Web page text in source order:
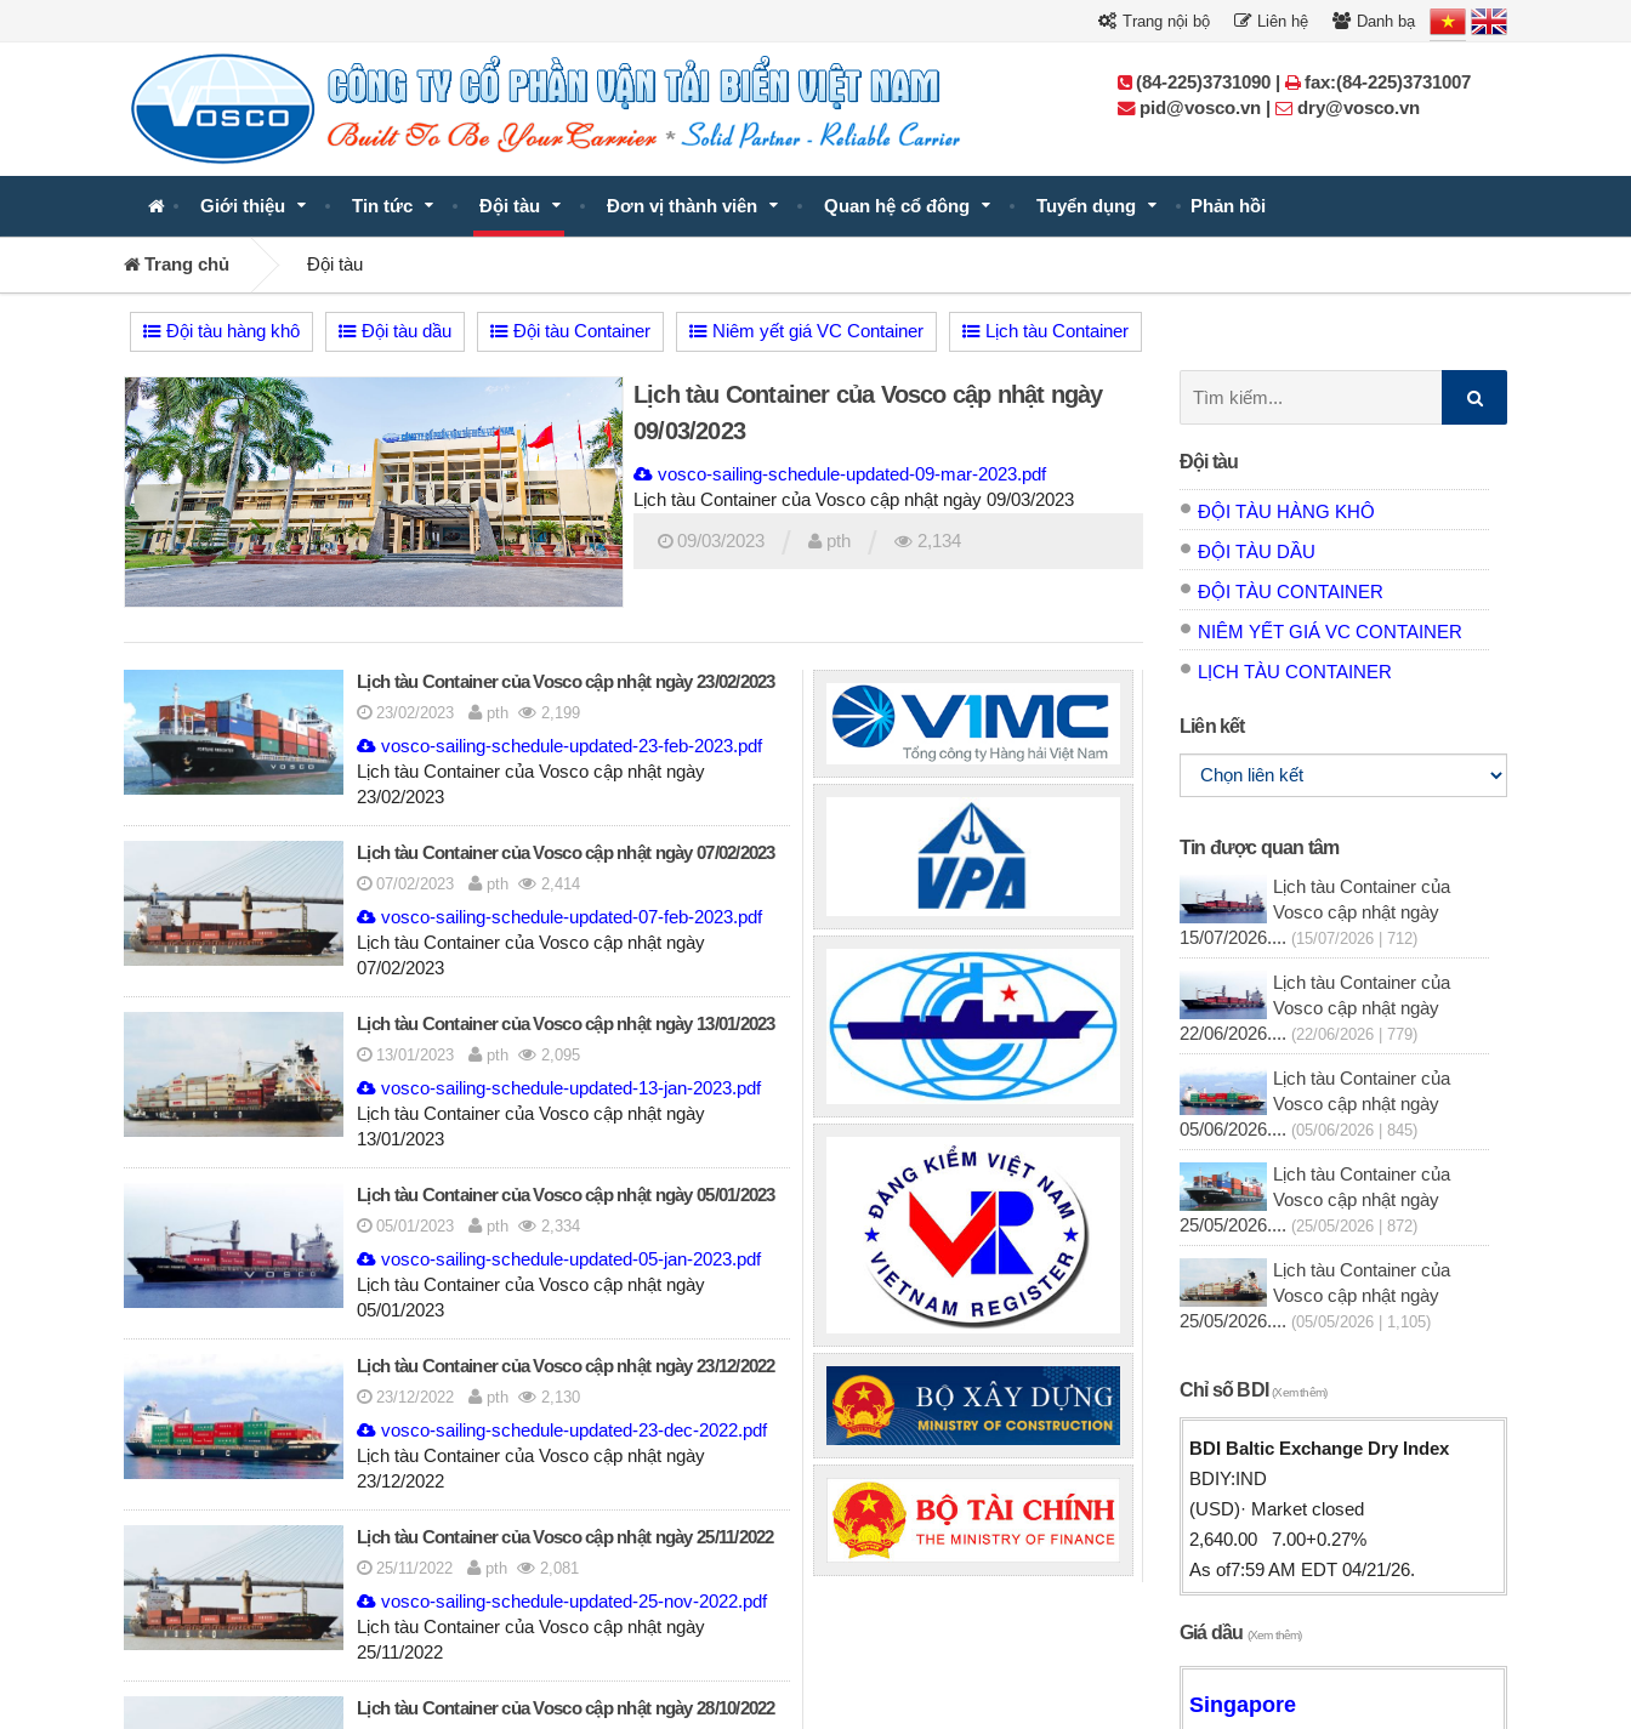
Trang nội bộ Liên hệ Danh bạ
Giới thiệu Tin tức Đội tàu Đơn vị thành viên Quan hệ cổ đông Tuyển dụng Phản hồi
(84-225)3731090 |
fax:(84-225)3731007
pid@vosco.vn |
dry@vosco.vn
Trang chủ Đội tàu
Đội tàu hàng khô Đội tàu dầu Đội tàu Container Niêm yết giá VC Container Lịch tàu Container
Lịch tàu Container của Vosco cập nhật ngày
09/03/2023
vosco-sailing-schedule-updated-09-mar-2023.pdf
Lịch tàu Container của Vosco cập nhật ngày 09/03/2023
09/03/2023 pth 2,134
Lịch tàu Container của Vosco cập nhật ngày 23/02/2023
23/02/2023 pth 2,199
vosco-sailing-schedule-updated-23-feb-2023.pdf
Lịch tàu Container của Vosco cập nhật ngày
23/02/2023
Lịch tàu Container của Vosco cập nhật ngày 07/02/2023
07/02/2023 pth 2,414
vosco-sailing-schedule-updated-07-feb-2023.pdf
Lịch tàu Container của Vosco cập nhật ngày
07/02/2023
Lịch tàu Container của Vosco cập nhật ngày 13/01/2023
13/01/2023 pth 2,095
vosco-sailing-schedule-updated-13-jan-2023.pdf
Lịch tàu Container của Vosco cập nhật ngày
13/01/2023
Lịch tàu Container của Vosco cập nhật ngày 05/01/2023
05/01/2023 pth 2,334
vosco-sailing-schedule-updated-05-jan-2023.pdf
Lịch tàu Container của Vosco cập nhật ngày
05/01/2023
Lịch tàu Container của Vosco cập nhật ngày 23/12/2022
23/12/2022 pth 2,130
vosco-sailing-schedule-updated-23-dec-2022.pdf
Lịch tàu Container của Vosco cập nhật ngày
23/12/2022
Lịch tàu Container của Vosco cập nhật ngày 25/11/2022
25/11/2022 pth 2,081
vosco-sailing-schedule-updated-25-nov-2022.pdf
Lịch tàu Container của Vosco cập nhật ngày
25/11/2022
Lịch tàu Container của Vosco cập nhật ngày 28/10/2022
kiếm:
Đội tàu
ĐỘI TÀU HÀNG KHÔ
ĐỘI TÀU DẦU
ĐỘI TÀU CONTAINER
NIÊM YẾT GIÁ VC CONTAINER
LỊCH TÀU CONTAINER
Liên kết
Tin được quan tâm
Lịch tàu Container của
Vosco cập nhật ngày
15/07/2026.... (15/07/2026 | 712)
Lịch tàu Container của
Vosco cập nhật ngày
22/06/2026.... (22/06/2026 | 779)
Lịch tàu Container của
Vosco cập nhật ngày
05/06/2026.... (05/06/2026 | 845)
Lịch tàu Container của
Vosco cập nhật ngày
25/05/2026.... (25/05/2026 | 872)
Lịch tàu Container của
Vosco cập nhật ngày
25/05/2026.... (05/05/2026 | 1,105)
Chỉ số BDI(Xem thêm)
BDI Baltic Exchange Dry Index
BDIY:IND
(USD)· Market closed
2,640.00 7.00+0.27%
As of7:59 AM EDT 04/21/26.
Giá dầu (Xem thêm)
Singapore